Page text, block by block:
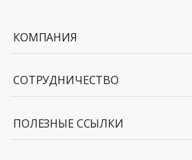
КОМПАНИЯ
СОТРУДНИЧЕСТВО
ПОЛЕЗНЫЕ ССЫЛКИ